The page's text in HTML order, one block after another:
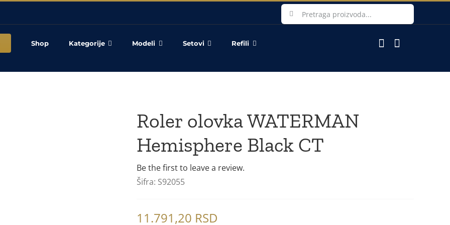
Search
for:
Shop Kategorije Modeli Setovi Refili
Roler olovka WATERMAN
Hemisphere Black CT
Be the first to leave a review.
Šifra: S92055
11.791,20 RSD